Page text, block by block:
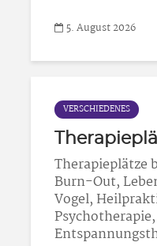
5. August 2026
VERSCHIEDENES
Therapieplätze
Burn-Out,
Vogel,
Psychotherapie,